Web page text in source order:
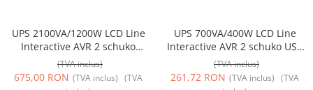
Rame
Suporturi de fixare
UPS 2100VA/1200W LCD Line
Interactive AVR 2 schuko
2x9Ah USB Management TED
Electric TED004659
(TVA inclus)
675,00 RON (TVA inclus) (TVA
UPS 700VA/400W LCD Line
Interactive AVR 2 schuko USB
Management TED Electric
TED003959
(TVA inclus)
261,72 RON (TVA inclus) (TVA